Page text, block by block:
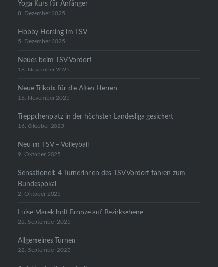
Yoga Kurs für Anfänger
8. Dezember 2025
Hobby Horsing im TSV
5. Dezember 2025
Neues beim TSV Vordorf
18. November 2025
Neue Trikots für die Alten Herren
16. November 2025
Treppchenplatz in der höchsten Landesliga gesichert
16. Oktober 2025
Neu im TSV – Volleyball
9. Oktober 2025
Sensationell: 4 Turnerinnen des TSV Vordorf fahren zum
Bundespokal
2. Oktober 2025
Luise Marek holt Bronze auf Bezirksebene
22. September 2025
Allgemeines Turnen
22. September 2025